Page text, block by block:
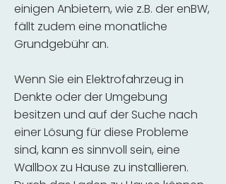
einigen Anbietern, wie z.B. der enBW,
fällt zudem eine monatliche
Grundgebühr an.
Wenn Sie ein Elektrofahrzeug in
Denkte oder der Umgebung
besitzen und auf der Suche nach
einer Lösung für diese Probleme
sind, kann es sinnvoll sein, eine
Wallbox zu Hause zu installieren.